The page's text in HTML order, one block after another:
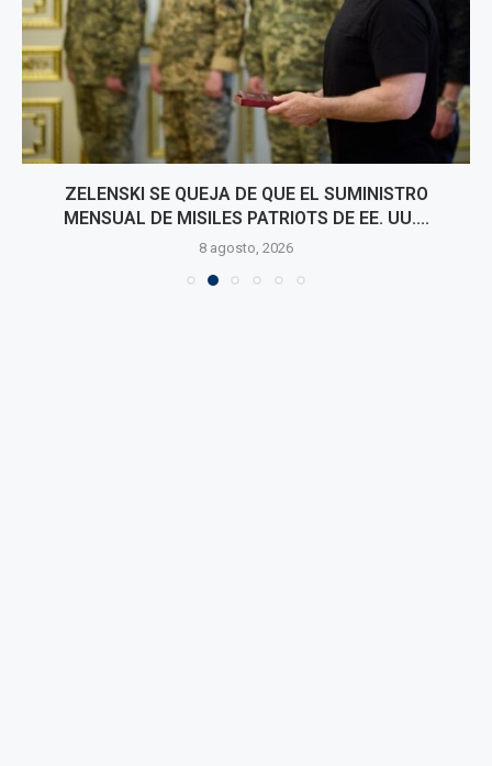
ZELENSKI SE QUEJA DE QUE EL SUMINISTRO
MENSUAL DE MISILES PATRIOTS DE EE. UU....
8 agosto, 2026